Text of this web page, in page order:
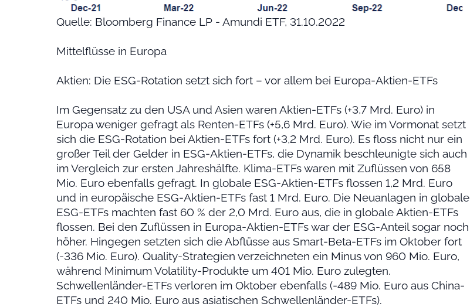
Quelle: Bloomberg Finance LP - Amundi ETF, 31.10.2022
Mittelflüsse in Europa
Aktien: Die ESG-Rotation setzt sich fort – vor allem bei Europa-Aktien-ETFs
Im Gegensatz zu den USA und Asien waren Aktien-ETFs (+3,7 Mrd. Euro) in
Europa weniger gefragt als Renten-ETFs (+5,6 Mrd. Euro). Wie im Vormonat setzt
sich die ESG-Rotation bei Aktien-ETFs fort (+3,2 Mrd. Euro). Es floss nicht nur ein
großer Teil der Gelder in ESG-Aktien-ETFs, die Dynamik beschleunigte sich auch
im Vergleich zur ersten Jahreshälfte. Klima-ETFs waren mit Zuflüssen von 658
Mio. Euro ebenfalls gefragt. In globale ESG-Aktien-ETFs flossen 1,2 Mrd. Euro
und in europäische ESG-Aktien-ETFs fast 1 Mrd. Euro. Die Neuanlagen in globale
ESG-ETFs machten fast 60 % der 2,0 Mrd. Euro aus, die in globale Aktien-ETFs
flossen. Bei den Zuflüssen in Europa-Aktien-ETFs war der ESG-Anteil sogar noch
höher. Hingegen setzten sich die Abflüsse aus Smart-Beta-ETFs im Oktober fort
(-336 Mio. Euro). Quality-Strategien verzeichneten ein Minus von 960 Mio. Euro,
während Minimum Volatility-Produkte um 401 Mio. Euro zulegten.
Schwellenländer-ETFs verloren im Oktober ebenfalls (-489 Mio. Euro aus China-
ETFs und 240 Mio. Euro aus asiatischen Schwellenländer-ETFs).